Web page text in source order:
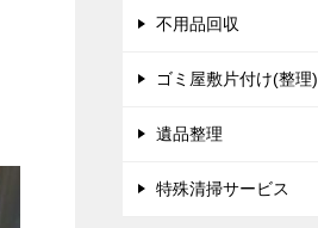
不用品回収
ゴミ屋敷片付け(整理)
遺品整理
特殊清掃サービス